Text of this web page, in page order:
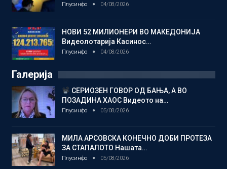
Плусинфо 04/08/2026
НОВИ 52 МИЛИОНЕРИ ВО МАКЕДОНИЈА
Видеолотарија Касинос…
Плусинфо 04/08/2026
Галерија
СЕРИОЗЕН ГОВОР ОД БАЊА, А ВО
ПОЗАДИНА ХАОС Видеото на…
Плусинфо 05/08/2026
МИЛА АРСОВСКА КОНЕЧНО ДОБИ ПРОТЕЗА
ЗА СТАПАЛОТО Нашата…
Плусинфо 05/08/2026